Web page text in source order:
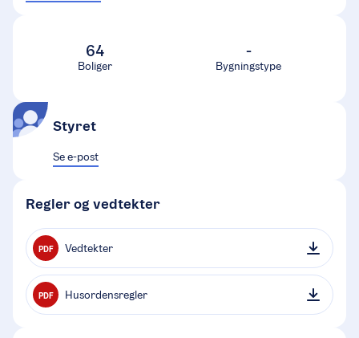
64
Boliger
-
Bygningstype
Styret
Se e-post
Regler og vedtekter
PDF Vedtekter
PDF Husordensregler